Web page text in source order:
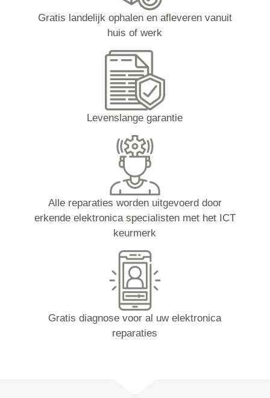
Gratis landelijk ophalen en afleveren vanuit
huis of werk
Levenslange garantie
Alle reparaties worden uitgevoerd door
erkende elektronica specialisten met het ICT
keurmerk
Gratis diagnose voor al uw elektronica
reparaties